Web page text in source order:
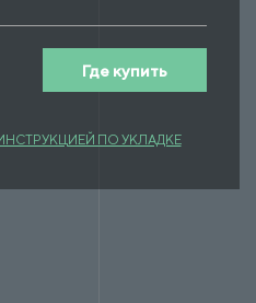
Где купить
ПО УКЛАДКЕ